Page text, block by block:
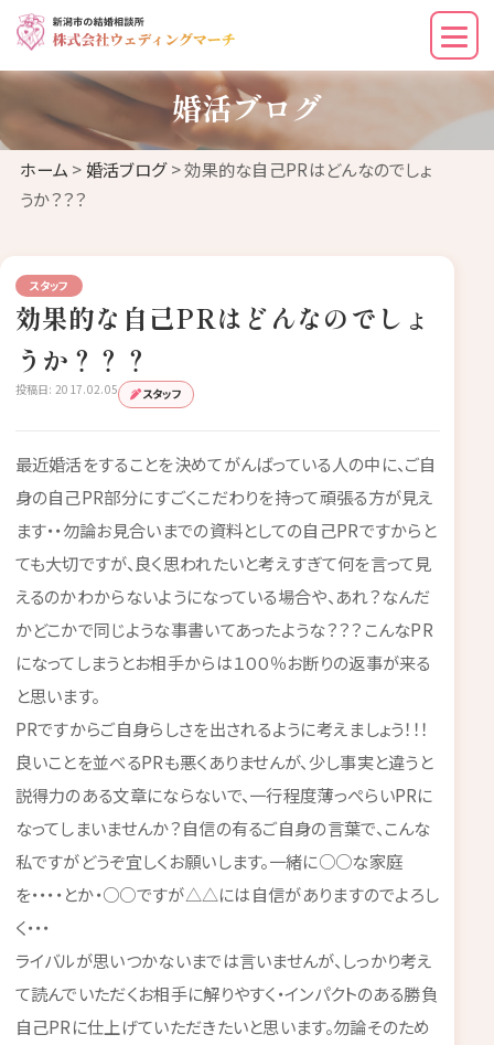
婚活ブログ
ホーム >婚活ブログ> 効果的な自己PRはどんなのでしょ
うか？？？
スタッフ
効果的な自己PRはどんなのでしょ
うか？？？
投稿日: 2017.02.05 スタッフ
最近婚活をすることを決めてがんばっている人の中に、ご自
身の自己PR部分にすごくこだわりを持って頑張る方が見え
ます・・勿論お見合いまでの資料としての自己PRですからと
ても大切ですが、良く思われたいと考えすぎて何を言って見
えるのかわからないようになっている場合や、あれ？なんだ
かどこかで同じような事書いてあったような？？？こんなPR
になってしまうとお相手からは１００％お断りの返事が来る
と思います。
PRですからご自身らしさを出されるように考えましょう！！！
良いことを並べるPRも悪くありませんが、少し事実と違うと
説得力のある文章にならないで、一行程度薄っぺらいPRに
なってしまいませんか？自信の有るご自身の言葉で、こんな
私ですがどうぞ宜しくお願いします。一緒に○○な家庭
を・・・・とか・○○ですが△△には自信がありますのでよろし
く・・・
ライバルが思いつかないまでは言いませんが、しっかり考え
て読んでいただくお相手に解りやすく・インパクトのある勝負
自己PRに仕上げていただきたいと思います。勿論そのため